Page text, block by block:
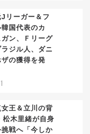
リーガー＆フ
国代表のカ
ガン、Ｆリーグ
ジル人、ダニ
の獲得を発
王＆立川の背
松木里緒が自身
戦へ「今しか